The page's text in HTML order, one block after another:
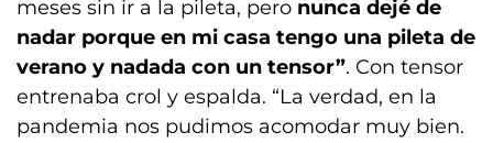
meses sin ir a la pileta, pero nunca dejé de
nadar porque en mi casa tengo una pileta de
verano y nadada con un tensor”. Con tensor
entrenaba crol y espalda. “La verdad, en la
pandemia nos pudimos acomodar muy bien.